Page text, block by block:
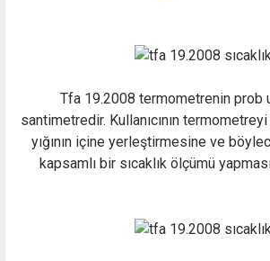
Tfa 19.2008 termometrenin prob
santimetredir. Kullanıcının
yığının içine yerleştirmesine ve
kapsamlı bir sıcaklık ölçümü